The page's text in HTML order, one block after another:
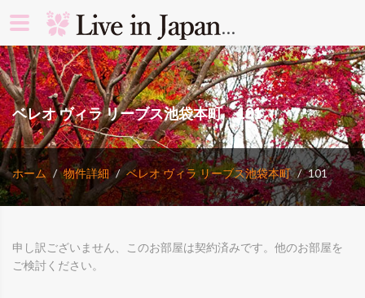
ベレオ ヴィラ リーブス池袋本町 101
ホーム 物件詳細 ベレオ ヴィラ リーブス池袋本町 101
申し訳ございません、このお部屋は契約済みです。他のお部屋を
ご検討ください。